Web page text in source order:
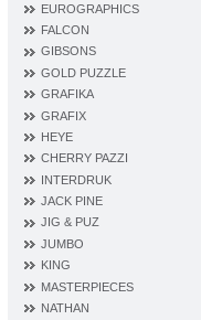
EUROGRAPHICS
FALCON
GIBSONS
GOLD PUZZLE
GRAFIKA
GRAFIX
HEYE
CHERRY PAZZI
INTERDRUK
JACK PINE
JIG & PUZ
JUMBO
KING
MASTERPIECES
NATHAN